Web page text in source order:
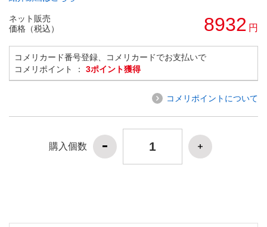
ネット販売
価格（税込）
8932 円
コメリカード番号登録、コメリカードでお支払いで
コメリポイント ： 3ポイント獲得
コメリポイントについて
購入個数